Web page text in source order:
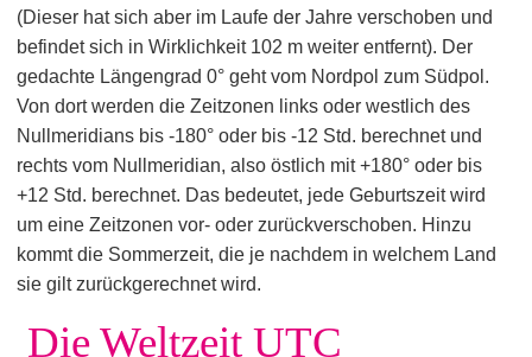
(Dieser hat sich aber im Laufe der Jahre verschoben und
befindet sich in Wirklichkeit 102 m weiter entfernt). Der
gedachte Längengrad 0° geht vom Nordpol zum Südpol.
Von dort werden die Zeitzonen links oder westlich des
Nullmeridians bis -180° oder bis -12 Std. berechnet und
rechts vom Nullmeridian, also östlich mit +180° oder bis
+12 Std. berechnet. Das bedeutet, jede Geburtszeit wird
um eine Zeitzonen vor- oder zurückverschoben. Hinzu
kommt die Sommerzeit, die je nachdem in welchem Land
sie gilt zurückgerechnet wird.
Die Weltzeit UTC